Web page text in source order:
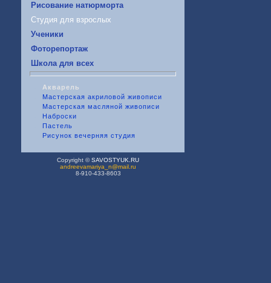
Рисование натюрморта
Студия для взрослых
Ученики
Фоторепортаж
Школа для всех
Акварель
Мастерская акриловой живописи
Мастерская масляной живописи
Наброски
Пастель
Рисунок вечерняя студия
Copyright ©SAVOSTYUK.RU
andreevamariya_n@mail.ru
8-910-433-8603